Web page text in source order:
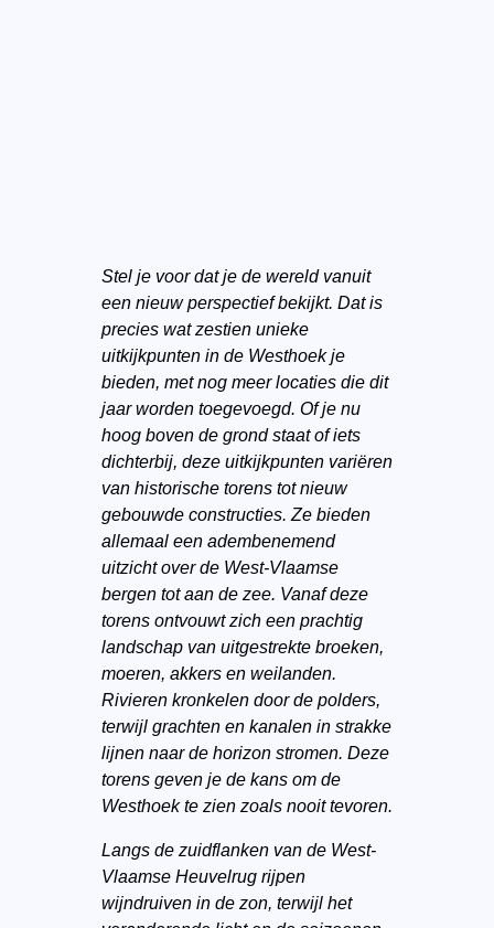
Stel je voor dat je de wereld vanuit
een nieuw perspectief bekijkt. Dat is
precies wat zestien unieke
uitkijkpunten in de Westhoek je
bieden, met nog meer locaties die dit
jaar worden toegevoegd. Of je nu
hoog boven de grond staat of iets
dichterbij, deze uitkijkpunten variëren
van historische torens tot nieuw
gebouwde constructies. Ze bieden
allemaal een adembenemend
uitzicht over de West-Vlaamse
bergen tot aan de zee. Vanaf deze
torens ontvouwt zich een prachtig
landschap van uitgestrekte broeken,
moeren, akkers en weilanden.
Rivieren kronkelen door de polders,
terwijl grachten en kanalen in strakke
lijnen naar de horizon stromen. Deze
torens geven je de kans om de
Westhoek te zien zoals nooit tevoren.
Langs de zuidflanken van de West-
Vlaamse Heuvelrug rijpen
wijndruiven in de zon, terwijl het